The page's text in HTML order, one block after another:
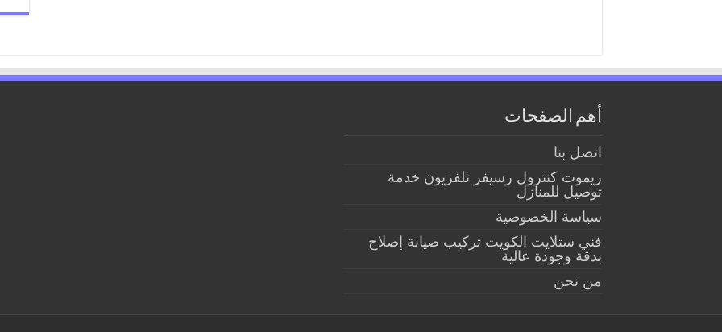
أهم الصفحات
اتصل بنا
ريموت كنترول رسيفر تلفزيون خدمة
توصيل للمنازل
سياسة الخصوصية
فني ستلايت الكويت تركيب صيانة إصلاح
بدقة وجودة عالية
من نحن